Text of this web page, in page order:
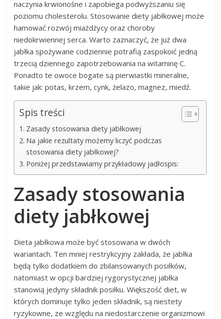
naczynia krwionośne i zapobiega podwyższaniu się
poziomu cholesterolu. Stosowanie diety jabłkowej może
hamować rozwój miażdżycy oraz choroby
niedokrwiennej serca. Warto zaznaczyć, że już dwa
jabłka spożywane codziennie potrafią zaspokoić jedną
trzecią dziennego zapotrzebowania na witaminę C.
Ponadto te owoce bogate są pierwiastki mineralne,
takie jak: potas, krzem, cynk, żelazo, magnez, miedź.
Spis treści
Zasady stosowania diety jabłkowej
Na jakie rezultaty możemy liczyć podczas
stosowania diety jabłkowej?
Poniżej przedstawiamy przykładowy jadłospis:
Zasady stosowania
diety jabłkowej
Dieta jabłkowa może być stosowana w dwóch
wariantach. Ten mniej restrykcyjny zakłada, że jabłka
będą tylko dodatkiem do zbilansowanych posiłków,
natomiast w opcji bardziej rygorystycznej jabłka
stanowią jedyny składnik posiłku. Większość diet, w
których dominuje tylko jeden składnik, są niestety
ryzykowne, ze względu na niedostarczenie organizmowi